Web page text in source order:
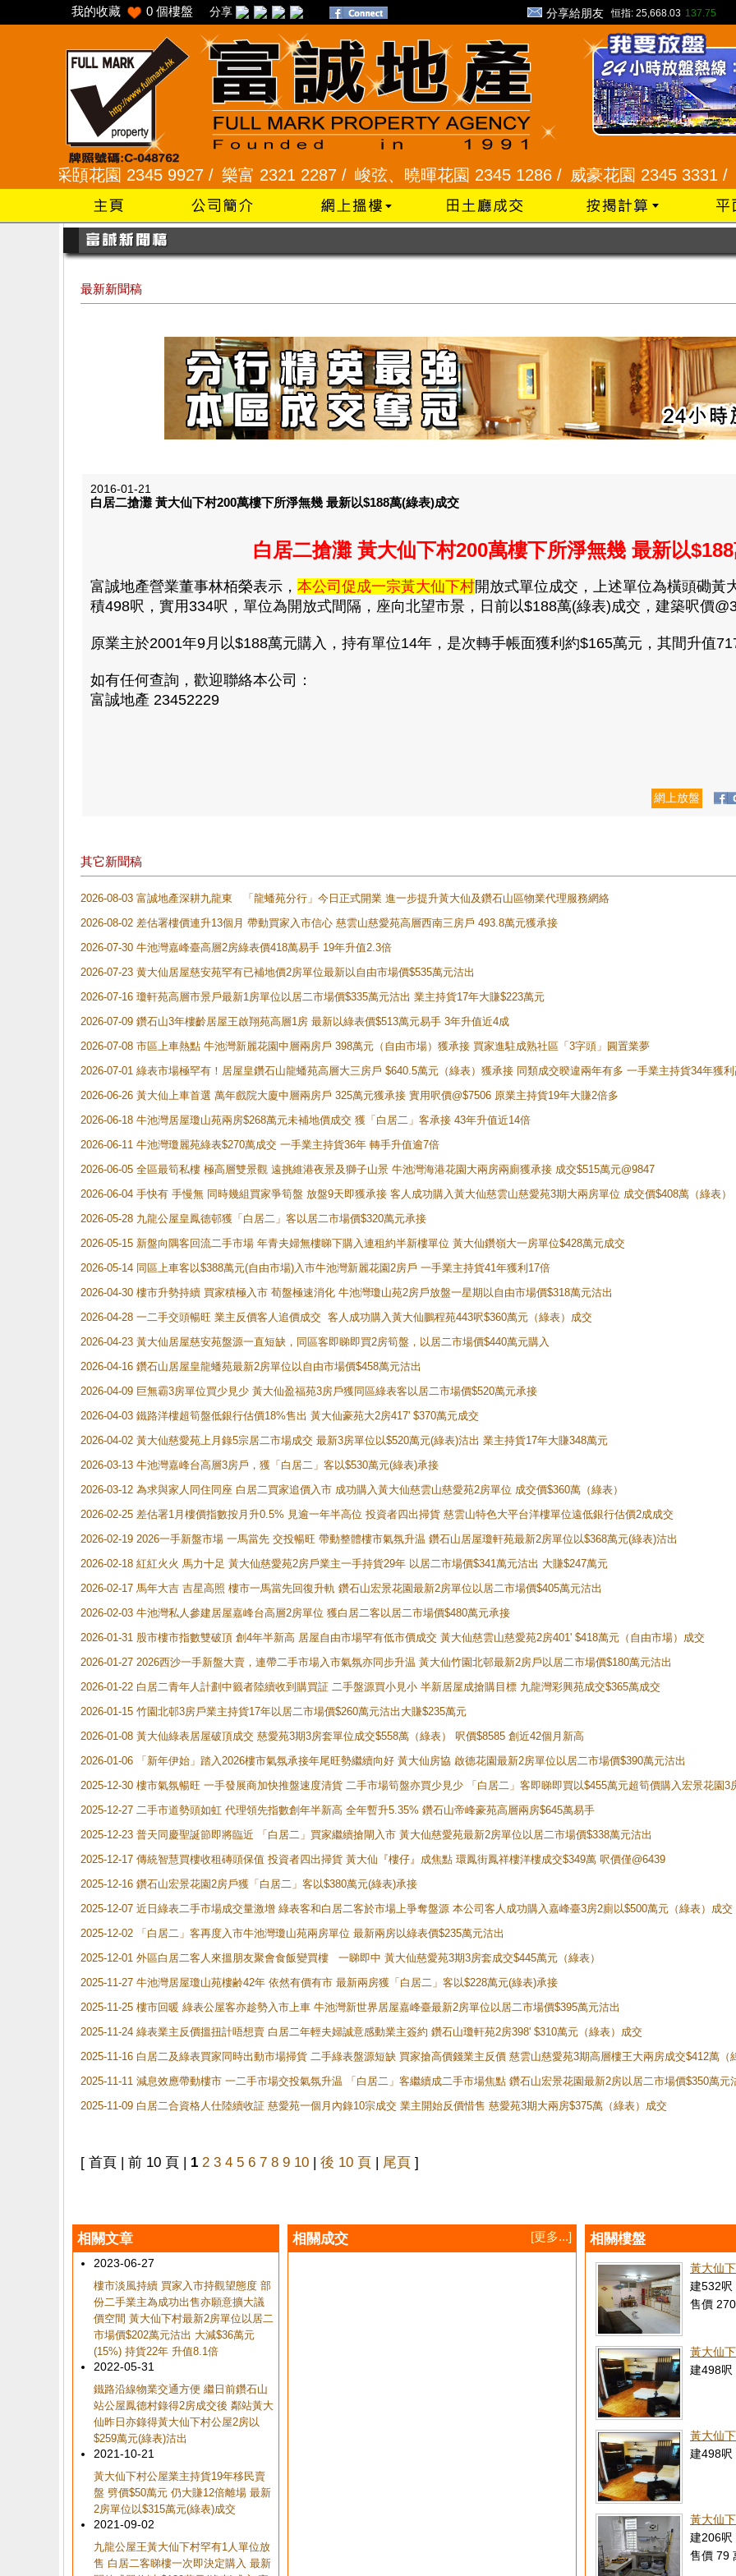
我的收藏 0 個樓盤 分享 分享給朋友 恒指: 25,668.03 137.75
頣花園 2345 9927 /樂富 2321 2287 /峻弦、曉暉花園 2345 1286 /威豪花園 2345 3331 /星河明
最新新聞稿
2016-01-21
白居二搶灘 黃大仙下村200萬樓下所淨無幾 最新以$188萬(綠表)成交
白居二搶灘 黃大仙下村200萬樓下所淨無幾 最新以
富誠地產營業董事林栢榮表示 ， 本公司促成一宗黃大仙下村開放式單位成交，上述單位為橫頭磡黃
積498呎，實用334呎，單位為開放式間隔，座向北望市景，日前以$188萬(綠表)成交，建築呎價
原業主於2001年9月以$188萬元購入，持有單位14年，是次轉手帳面獲利約$165萬元，其間升值
如有任何查詢，歡迎聯絡本公司：
富誠地產 23452229
網上放盤
其它新聞稿
2026-08-03 富誠地產深耕九龍東 「龍蟠苑分行」今日正式開業 進一步提升黃大仙及鑽石山區物業代理服務網絡
2026-08-02 差估署樓價連升13個月 帶動買家入市信心 慈雲山慈愛苑高層西南三房戶 493.8萬元獲承接
2026-07-30 牛池灣嘉峰臺高層2房綠表價418萬易手 19年升值2.3倍
2026-07-23 黄大仙居屋慈安苑罕有已補地價2房單位最新以自由市場價$535萬元沽出
2026-07-16 瓊軒苑高層市景戶最新1房單位以居二市場價$335萬元沽出 業主持貨17年大賺$223萬元
2026-07-09 鑽石山3年樓齡居屋王啟翔苑高層1房 最新以綠表價$513萬元易手 3年升值近4成
2026-07-08 市區上車熱點 牛池灣新麗花園中層兩房戶 398萬元（自由市場）獲承接 買家進駐成熟社區「3字頭」圓置業夢
2026-07-01 綠表市場極罕有！居屋皇鑽石山龍蟠苑高層大三房戶 $640.5萬元（綠表）獲承接 同類成交暌違兩年有多 一手業主持貨34年獲
2026-06-26 黃大仙上車首選 萬年戲院大廈中層兩房戶 325萬元獲承接 實用呎價@$7506 原業主持貨19年大賺2倍多
2026-06-18 牛池灣居屋瓊山苑兩房$268萬元未補地價成交 獲「白居二」客承接 43年升值近14倍
2026-06-11 牛池灣瓊麗苑綠表$270萬成交 一手業主持貨36年 轉手升值逾7倍
2026-06-05 全區最筍私樓 極高層雙景觀 遠挑維港夜景及獅子山景 牛池灣海港花園大兩房兩廁獲承接 成交$515萬元@9847
2026-06-04 手快有 手慢無 同時幾組買家爭筍盤 放盤9天即獲承接 客人成功購入黃大仙慈雲山慈愛苑3期大兩房單位 成交價$408萬（綠表）
2026-05-28 九龍公屋皇鳳德邨獲「白居二」客以居二市場價$320萬元承接
2026-05-15 新盤向隅客回流二手市場 年青夫婦無樓睇下購入連租約半新樓單位 黃大仙鑽嶺大一房單位$428萬元成交
2026-05-14 同區上車客以$388萬元(自由市場)入市牛池灣新麗花園2房戶 一手業主持貨41年獲利17倍
2026-04-30 樓市升勢持續 買家積極入市 荀盤極速消化 牛池灣瓊山苑2房戶放盤一星期以自由市場價$318萬元沽出
2026-04-28 一二手交頭暢旺 業主反價客人追價成交 客人成功購入黃大仙鵬程苑443呎$360萬元（綠表）成交
2026-04-23 黃大仙居屋慈安苑盤源一直短缺，同區客即睇即買2房筍盤，以居二市場價$440萬元購入
2026-04-16 鑽石山居屋皇龍蟠苑最新2房單位以自由市場價$458萬元沽出
2026-04-09 巨無霸3房單位買少見少 黃大仙盈福苑3房戶獲同區綠表客以居二市場價$520萬元承接
2026-04-03 鐵路洋樓超筍盤低銀行估價18%售出 黃大仙豪苑大2房417' $370萬元成交
2026-04-02 黃大仙慈愛苑上月錄5宗居二市場成交 最新3房單位以$520萬元(綠表)沽出 業主持貨17年大賺348萬元
2026-03-13 牛池灣嘉峰台高層3房戶，獲「白居二」客以$530萬元(綠表)承接
2026-03-12 為求與家人同住同座 白居二買家追價入市 成功購入黃大仙慈雲山慈愛苑2房單位 成交價$360萬（綠表）
2026-02-25 差估署1月樓價指數按月升0.5% 見逾一年半高位 投資者四出掃貨 慈雲山特色大平台洋樓單位遠低銀行估價2成成交
2026-02-19 2026一手新盤市場 一馬當先 交投暢旺 帶動整體樓市氣氛升温 鑽石山居屋瓊軒苑最新2房單位以$368萬元(綠表)沽出
2026-02-18 紅紅火火 馬力十足 黃大仙慈愛苑2房戶業主一手持貨29年 以居二市場價$341萬元沽出 大賺$247萬元
2026-02-17 馬年大吉 吉星高照 樓市一馬當先回復升軌 鑽石山宏景花園最新2房單位以居二市場價$405萬元沽出
2026-02-03 牛池灣私人參建居屋嘉峰台高層2房單位 獲白居二客以居二市場價$480萬元承接
2026-01-31 股市樓市指數雙破頂 創4年半新高 居屋自由市場罕有低市價成交 黃大仙慈雲山慈愛苑2房401' $418萬元（自由市場）成交
2026-01-27 2026西沙一手新盤大賣，連帶二手市場入市氣氛亦同步升温 黃大仙竹園北邨最新2房戶以居二市場價$180萬元沽出
2026-01-22 白居二青年人計劃中籤者陸續收到購買証 二手盤源買小見小 半新居屋成搶購目標 九龍灣彩興苑成交$365萬成交
2026-01-15 竹園北邨3房戶業主持貨17年以居二市場價$260萬元沽出大賺$235萬元
2026-01-08 黃大仙綠表居屋破頂成交 慈愛苑3期3房套單位成交$558萬（綠表） 呎價$8585 創近42個月新高
2026-01-06 「新年伊始」踏入2026樓市氣氛承接年尾旺勢繼續向好 黃大仙房協 啟德花園最新2房單位以居二市場價$390萬元沽出
2025-12-30 樓市氣氛暢旺 一手發展商加快推盤速度清貨 二手市場筍盤亦買少見少 「白居二」客即睇即買以$455萬元超筍價購入宏景花園3
2025-12-27 二手市道勢頭如虹 代理領先指數創年半新高 全年暫升5.35% 鑽石山帝峰豪苑高層兩房$645萬易手
2025-12-23 普天同慶聖誕節即將臨近 「白居二」買家繼續搶閘入市 黃大仙慈愛苑最新2房單位以居二市場價$338萬元沽出
2025-12-17 傳統智慧買樓收租磚頭保值 投資者四出掃貨 黃大仙『樓仔』成焦點 環鳳街鳳祥樓洋樓成交$349萬 呎價僅@6439
2025-12-16 鑽石山宏景花園2房戶獲「白居二」客以$380萬元(綠表)承接
2025-12-07 近日綠表二手市場成交量激增 綠表客和白居二客於市場上爭奪盤源 本公司客人成功購入嘉峰臺3房2廁以$500萬元（綠表）成交
2025-12-02 「白居二」客再度入市牛池灣瓊山苑兩房單位 最新兩房以綠表價$235萬元沽出
2025-12-01 外區白居二客人來搵朋友聚會食飯變買樓 一睇即中 黃大仙慈愛苑3期3房套成交$445萬元（綠表）
2025-11-27 牛池灣居屋瓊山苑樓齢42年 依然有價有市 最新兩房獲「白居二」客以$228萬元(綠表)承接
2025-11-25 樓市回暖 綠表公屋客亦趁勢入市上車 牛池灣新世界居屋嘉峰臺最新2房單位以居二市場價$395萬元沽出
2025-11-24 綠表業主反價搵扭計唔想賣 白居二年輕夫婦誠意感動業主簽約 鑽石山瓊軒苑2房398' $310萬元（綠表）成交
2025-11-16 白居二及綠表買家同時出動市場掃貨 二手綠表盤源短缺 買家搶高價錢業主反價 慈雲山慈愛苑3期高層樓王大兩房成交$412萬（
2025-11-11 減息效應帶動樓市 一二手市場交投氣氛升温 「白居二」客繼續成二手市場焦點 鑽石山宏景花園最新2房以居二市場價$350萬元
2025-11-09 白居二合資格人仕陸續收証 慈愛苑一個月內錄10宗成交 業主開始反價惜售 慈愛苑3期大兩房$375萬（綠表）成交
[ 首頁 | 前 10 頁 | 1 2 3 4 5 6 7 8 9 10 | 後 10 頁 | 尾頁 ]
相關文章
2023-06-27
樓市淡風持續 買家入市持觀望態度 部
份二手業主為成功出售亦願意擴大議
價空間 黃大仙下村最新2房單位以居二
市場價$202萬元沽出 大減$36萬元
(15%) 持貨22年 升值8.1倍
2022-05-31
鐵路沿線物業交通方便 繼日前鑽石山
站公屋鳳德村錄得2房成交後 鄰站黃大
仙昨日亦錄得黃大仙下村公屋2房以
$259萬元(綠表)沽出
2021-10-21
黃大仙下村公屋業主持貨19年移民賣
盤 劈價$50萬元 仍大賺12倍離場 最新
2房單位以$315萬元(綠表)成交
2021-09-02
九龍公屋王黃大仙下村罕有1人單位放
售 白居二客睇樓一次即決定購入 最新
相關成交 [更多...] 相關樓盤
黃大仙
建532呎
售價
黃大仙
建498呎
黃大仙
建498呎
黃大仙
建206呎
售價 79